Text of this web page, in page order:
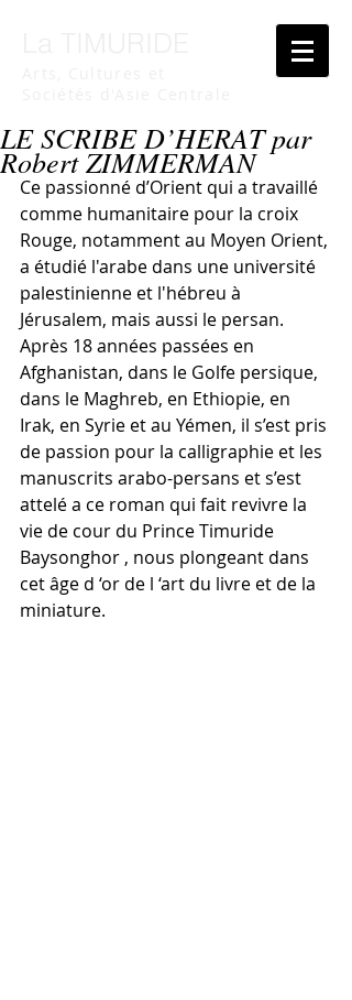
LE SCRIBE D’HERAT par
Robert ZIMMERMAN
Ce passionné d’Orient qui a travaillé
comme humanitaire pour la croix
Rouge, notamment au Moyen Orient,
a étudié l'arabe dans une université
palestinienne et l'hébreu à
Jérusalem, mais aussi le persan.
Après 18 années passées en
Afghanistan, dans le Golfe persique,
dans le Maghreb, en Ethiopie, en
Irak, en Syrie et au Yémen, il s’est pris
de passion pour la calligraphie et les
manuscrits arabo-persans et s’est
attelé a ce roman qui fait revivre la
vie de cour du Prince Timuride
Baysonghor , nous plongeant dans
cet âge d ‘or de l ‘art du livre et de la
miniature.